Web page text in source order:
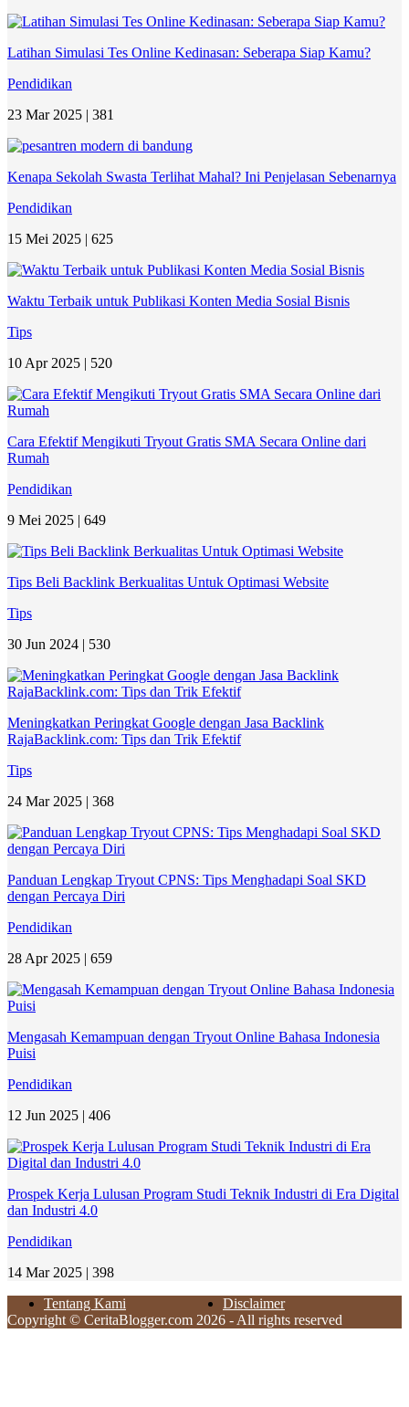
Latihan Simulasi Tes Online Kedinasan: Seberapa Siap Kamu?
Pendidikan
23 Mar 2025 | 381
Kenapa Sekolah Swasta Terlihat Mahal? Ini Penjelasan Sebenarnya
Pendidikan
15 Mei 2025 | 625
Waktu Terbaik untuk Publikasi Konten Media Sosial Bisnis
Tips
10 Apr 2025 | 520
Cara Efektif Mengikuti Tryout Gratis SMA Secara Online dari
Rumah
Pendidikan
9 Mei 2025 | 649
Tips Beli Backlink Berkualitas Untuk Optimasi Website
Tips
30 Jun 2024 | 530
Meningkatkan Peringkat Google dengan Jasa Backlink
RajaBacklink.com: Tips dan Trik Efektif
Tips
24 Mar 2025 | 368
Panduan Lengkap Tryout CPNS: Tips Menghadapi Soal SKD
dengan Percaya Diri
Pendidikan
28 Apr 2025 | 659
Mengasah Kemampuan dengan Tryout Online Bahasa Indonesia
Puisi
Pendidikan
12 Jun 2025 | 406
Prospek Kerja Lulusan Program Studi Teknik Industri di Era Digital
dan Industri 4.0
Pendidikan
14 Mar 2025 | 398
Tentang Kami
Disclaimer
Copyright © CeritaBlogger.com 2026 - All rights reserved